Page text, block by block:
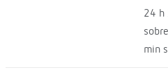
24 h
min